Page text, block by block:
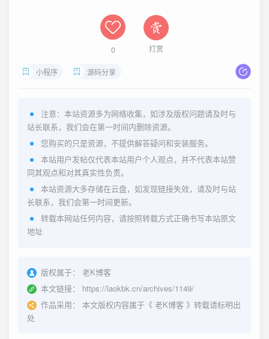
0 打赏
小程序 源码分享
注意：本站资源多为网络收集，如涉及版权问题请及时与
站长联系，我们会在第一时间内删除资源。
您购买的只是资源，不提供解答疑问和安装服务。
本站用户发帖仅代表本站用户个人观点，并不代表本站赞
同其观点和对其真实性负责。
本站资源大多存储在云盘，如发现链接失效，请及时与站
长联系，我们会第一时间更新。
转载本网站任何内容，请按照转载方式正确书写本站原文
地址
版权属于：
老K博客
本文链接：
https://laokbk.cn/archives/1149/
作品采用：
本文版权内容属于《 老K博客 》转载请标明出
处